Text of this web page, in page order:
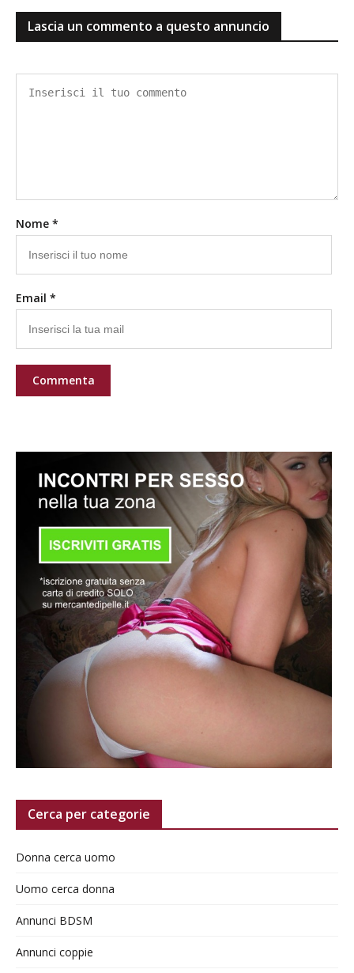
Lascia un commento a questo annuncio
Nome *
Email *
Cerca per categorie
Donna cerca uomo
Uomo cerca donna
Annunci BDSM
Annunci coppie